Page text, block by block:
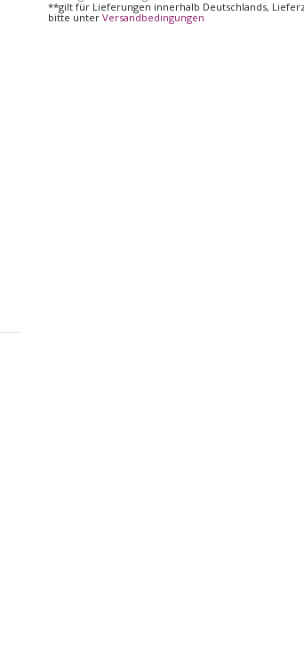
**gilt für Lieferungen innerhalb Deutschlands,
bitte unter Versandbedingungen